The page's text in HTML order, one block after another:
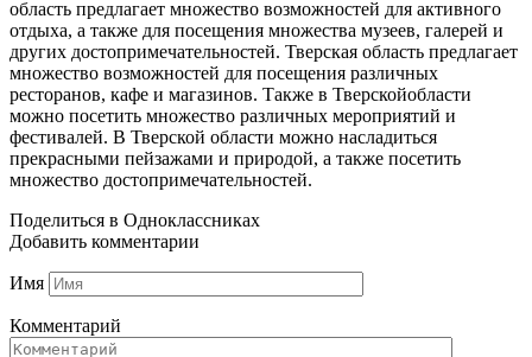
область предлагает множество возможностей для активного
отдыха, а также для посещения множества музеев, галерей и
других достопримечательностей. Тверская область предлагает
множество возможностей для посещения различных
ресторанов, кафе и магазинов. Также в Тверскойобласти
можно посетить множество различных мероприятий и
фестивалей. В Тверской области можно насладиться
прекрасными пейзажами и природой, а также посетить
множество достопримечательностей.
Поделиться в Одноклассниках
Добавить комментарии
Имя
Комментарий